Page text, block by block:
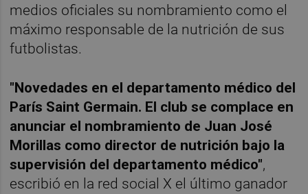
medios oficiales su nombramiento como el
máximo responsable de la nutrición de sus
futbolistas.
"Novedades en el departamento médico del
París Saint Germain. El club se complace en
anunciar el nombramiento de Juan José
Morillas como director de nutrición bajo la
supervisión del departamento médico",
escribió en la red social X el último ganador